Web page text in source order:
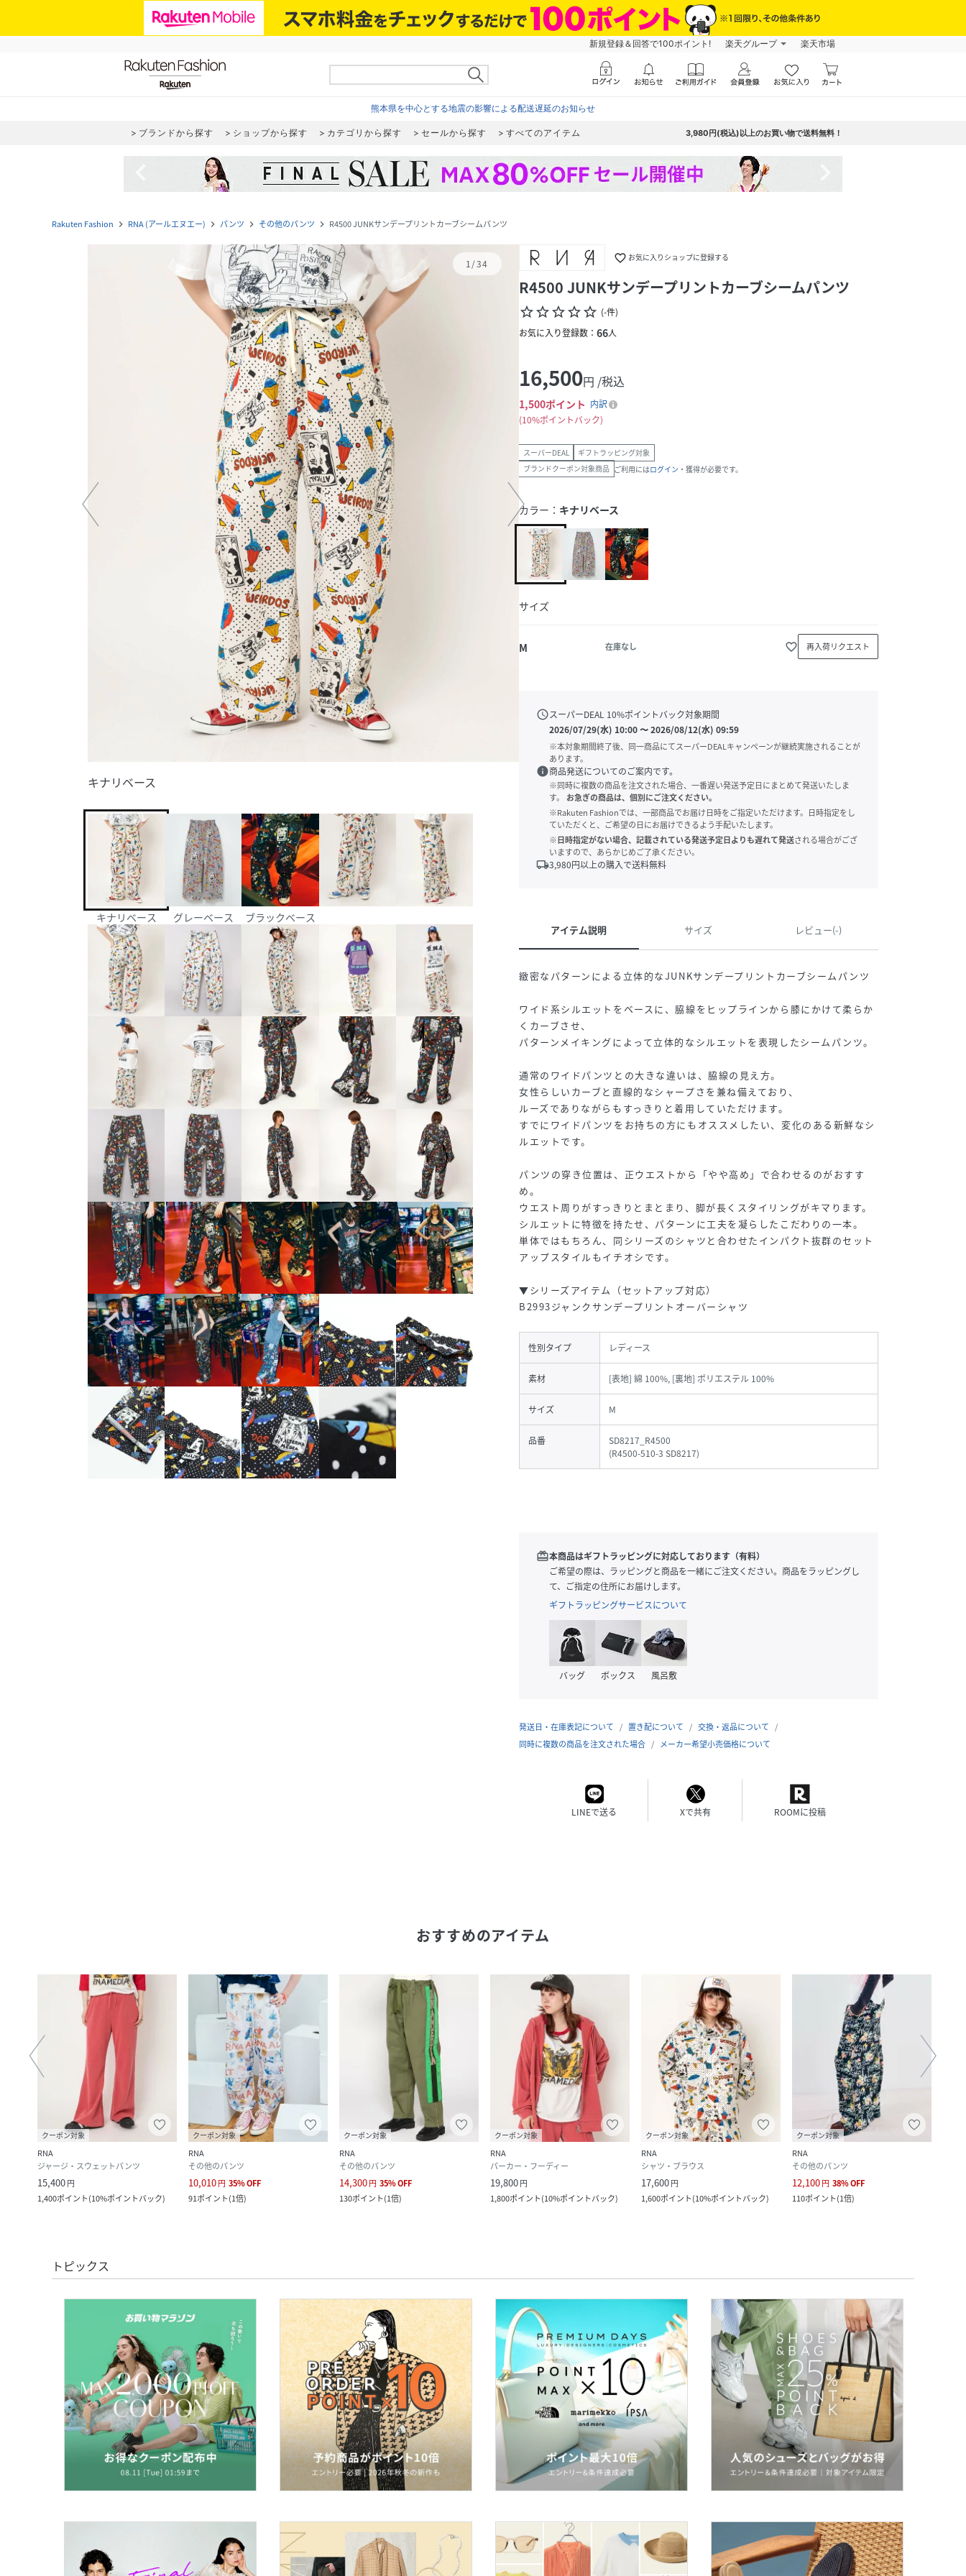
新規登録＆回答で100ポイント! 楽天グループ 楽天市場
熊本県を中心とする地震の影響による配送遅延のお知らせ
ブランドから探す ショップから探す カテゴリから探す セールから探す すべてのアイテム 3,980円(税込)以上のお買い物で送料無料！
Rakuten Fashion navigate_next RNA (アールエヌエー) navigate_next パンツ navigate_next その他のパンツ navigate_next R4500 JUNKサンデープリントカーブシームパンツ
1/34
キナリベース
キナリベース グレーベース ブラックベース
favorite_border お気に入りショップに登録する
R4500 JUNKサンデープリントカーブシームパンツ
star_borderstar_borderstar_borderstar_borderstar_border (-件)
お気に入り登録数： 66人
16,500円 /税込
1,500ポイント 内訳
10%ポイントバック
スーパーDEAL
ギフトラッピング対象
ブランドクーポン対象商品 ご利用にはログイン ・獲得が必要です。
カラー： キナリベース
サイズ
M 在庫なし favorite_border 再入荷リクエスト
scheduleスーパーDEAL 10%ポイントバック対象期間
2026/07/29(水) 10:00〜2026/08/12(水) 09:59
※本対象期間終了後、同一商品にてスーパーDEALキャンペーンが継続実施されることが
あります。
info商品発送についてのご案内です。
※同時に複数の商品を注文された場合、一番遅い発送予定日にまとめて発送いたしま
す。
お急ぎの商品は、個別にご注文ください。
※Rakuten Fashionでは、一部商品でお届け日時をご指定いただけます。日時指定をし
ていただくと、ご希望の日にお届けできるよう手配いたします。
※日時指定がない場合、記載されている発送予定日よりも遅れて発送される場合がござ
いますので、あらかじめご了承ください。
local_shipping3,980円以上の購入で送料無料
アイテム説明 サイズ レビュー(-)
緻密なパターンによる立体的なJUNKサンデープリントカーブシームパンツ
ワイド系シルエットをベースに、脇線をヒップラインから膝にかけて柔らか
くカーブさせ、
パターンメイキングによって立体的なシルエットを表現したシームパンツ。
通常のワイドパンツとの大きな違いは、脇線の見え方。
女性らしいカーブと直線的なシャープさを兼ね備えており、
ルーズでありながらもすっきりと着用していただけます。
すでにワイドパンツをお持ちの方にもオススメしたい、変化のある新鮮なシ
ルエットです。
パンツの穿き位置は、正ウエストから「やや高め」で合わせるのがおすす
め。
ウエスト周りがすっきりとまとまり、脚が長くスタイリングがキマります。
シルエットに特徴を持たせ、パターンに工夫を凝らしたこだわりの一本。
単体ではもちろん、同シリーズのシャツと合わせたインパクト抜群のセット
アップスタイルもイチオシです。
▼シリーズアイテム（セットアップ対応）
B2993ジャンクサンデープリントオーバーシャツ
性別タイプ レディース
素材 [表地] 綿 100%, [裏地] ポリエステル 100%
サイズ M
品番
SD8217_R4500
(R4500-510-3 SD8217)
redeem本商品はギフトラッピングに対応しております（有料）
ご希望の際は、ラッピングと商品を一緒にご注文ください。商品をラッピングし
て、ご指定の住所にお届けします。
ギフトラッピングサービスについて
バッグ ボックス 風呂敷
発送日・在庫表記について 置き配について
交換・返品について
同時に複数の商品を注文された場合
メーカー希望小売価格について
LINEで送る Xで共有 ROOMに投稿
おすすめのアイテム
クーポン対象
RNA
ジャージ・スウェットパンツ
15,400円
1,400ポイント(10%ポイントバック)
クーポン対象
RNA
その他のパンツ
10,010円 35%OFF
91ポイント(1倍)
クーポン対象
RNA
その他のパンツ
14,300円 35%OFF
130ポイント(1倍)
クーポン対象
RNA
パーカー・フーディー
19,800円
1,800ポイント(10%ポイントバック)
クーポン対象
RNA
シャツ・ブラウス
17,600円
1,600ポイント(10%ポイントバック)
クーポン対象
RNA
その他のパンツ
12,100円 38%OFF
110ポイント(1倍)
トピックス